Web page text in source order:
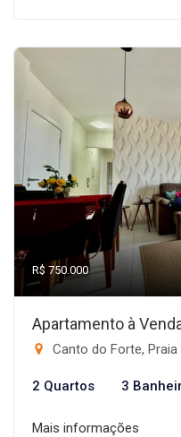
R$ 750.000
Apartamento à
Canto do Forte, Praia
2 Quartos 3
Mais informações